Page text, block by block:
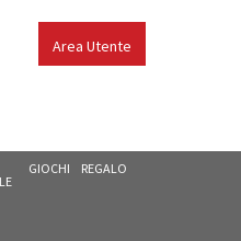
Area Utente
GIOCHI REGALO